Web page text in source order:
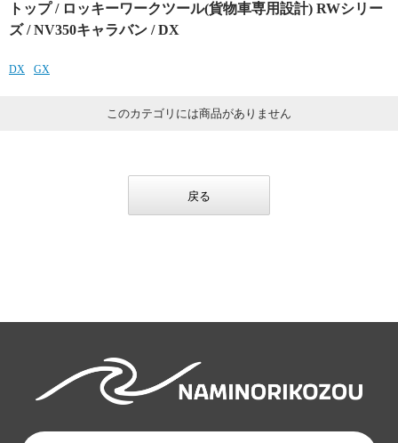
トップ/ ロッキーワークツール(貨物車専用設計) RWシリー
ズ/NV350キャラバン / DX
DX GX
このカテゴリには商品がありません
戻る